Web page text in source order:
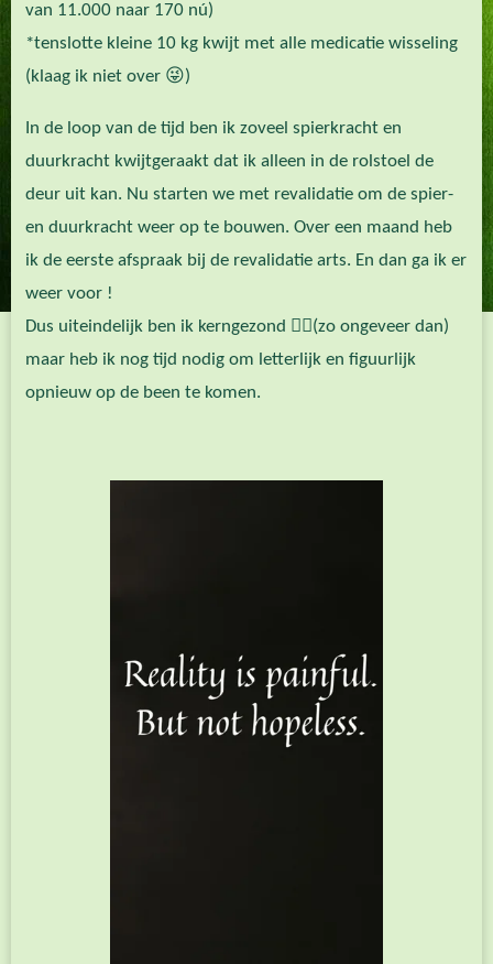
van 11.000 naar 170 nú)
*tenslotte kleine 10 kg kwijt met alle medicatie wisseling
(klaag ik niet over 😜)
In de loop van de tijd ben ik zoveel spierkracht en
duurkracht kwijtgeraakt dat ik alleen in de rolstoel de
deur uit kan. Nu starten we met revalidatie om de spier-
en duurkracht weer op te bouwen. Over een maand heb
ik de eerste afspraak bij de revalidatie arts. En dan ga ik er
weer voor !
Dus uiteindelijk ben ik kerngezond 👍🏻(zo ongeveer dan)
maar heb ik nog tijd nodig om letterlijk en figuurlijk
opnieuw op de been te komen.